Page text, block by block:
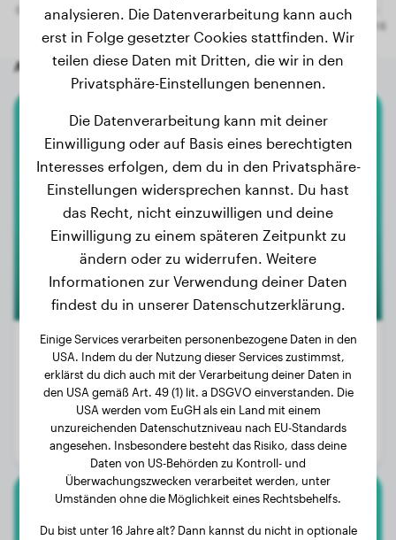
Andere zufällige Hunde
Australian Shepherd
Finn
Gewicht:
10 kg
3 Jahre, 1 Monat
Geschlecht:
Rüde
analysieren. Die Datenverarbeitung kann auch
erst in Folge gesetzter Cookies stattfinden. Wir
teilen diese Daten mit Dritten, die wir in den
Privatsphäre-Einstellungen benennen.
Die Datenverarbeitung kann mit deiner
Einwilligung oder auf Basis eines berechtigten
Interesses erfolgen, dem du in den Privatsphäre-
Einstellungen widersprechen kannst. Du hast
das Recht, nicht einzuwilligen und deine
Einwilligung zu einem späteren Zeitpunkt zu
ändern oder zu widerrufen. Weitere
Informationen zur Verwendung deiner Daten
findest du in unserer Datenschutzerklärung.
Einige Services verarbeiten personenbezogene Daten in den
USA. Indem du der Nutzung dieser Services zustimmst,
erklärst du dich auch mit der Verarbeitung deiner Daten in
den USA gemäß Art. 49 (1) lit. a DSGVO einverstanden. Die
USA werden vom EuGH als ein Land mit einem
unzureichenden Datenschutzniveau nach EU-Standards
angesehen. Insbesondere besteht das Risiko, dass deine
Daten von US-Behörden zu Kontroll- und
Überwachungszwecken verarbeitet werden, unter
Umständen ohne die Möglichkeit eines Rechtsbehelfs.
Du bist unter 16 Jahre alt? Dann kannst du nicht in optionale